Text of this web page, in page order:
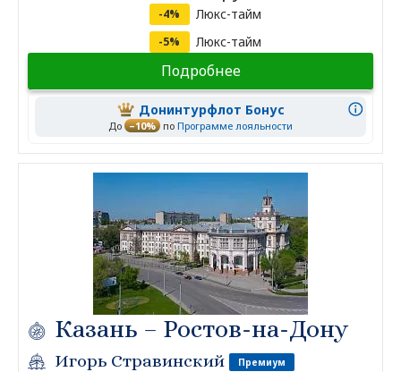
-4% Люкс-тайм
-5% Люкс-тайм
Подробнее
Донинтурфлот Бонус
До –10% по Программе лояльности
Казань – Ростов-на-Дону
Игорь Стравинский Премиум